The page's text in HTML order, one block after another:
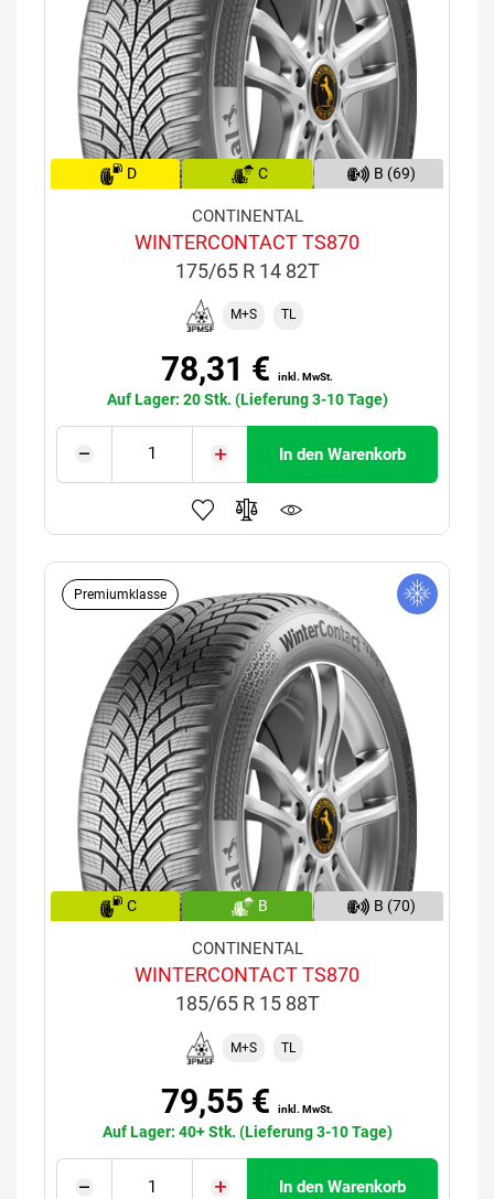
D C B (69)
CONTINENTAL
WINTERCONTACT TS870
175/65 R 14 82T
M+S TL
78,31 € inkl. MwSt.
Auf Lager: 20 Stk. (Lieferung 3-10 Tage)
In den Warenkorb
Premiumklasse
C B B (70)
CONTINENTAL
WINTERCONTACT TS870
185/65 R 15 88T
M+S TL
79,55 € inkl. MwSt.
Auf Lager: 40+ Stk. (Lieferung 3-10 Tage)
In den Warenkorb